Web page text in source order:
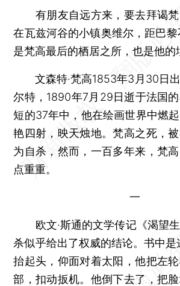
有朋友自远方来，要去拜谒梵
在瓦兹河谷的小镇奥维尔，距巴
是梵高最后的栖居之所，也是他的
文森特·梵高1853年3月30日出
尔特，1890年7月29日逝于法国
短的37年中，他在绘画世界中燃
艳四射，映天烛地。梵高之死，
为自杀，然而，一百多年来，梵
点重重。
一
欧文·斯通的文学传记《渴望生
杀似乎给出了权威的结论。书中是
抬起头，仰面对着太阳，他把左
部，扣动扳机。他倒下去了，把